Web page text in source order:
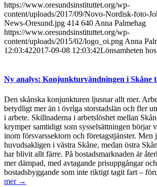
https://www.oresundsinstituttet.org/wp-
content/uploads/2017/09/Novo-Nordisk-foto-
News-Oresund.jpg 414 640 Anna Palmehag
https://www.oresundsinstituttet.org/wp-
content/uploads/2015/02/logo_oi.png Anna
12:03:422017-09-08 12:03:42Lönsamheten
Ny analys: Konjunkturvändningen i Skåne
Den skånska konjunkturen ljusnar allt mer.
betydligt mer än i övriga storstadslän och fler
i arbete. Skillnaderna i arbetslöshet mellan
krymper samtidigt som sysselsättningen börjar
inom försvarssektorn och företagstjänster.
huvudsakligen i västra Skåne, medan östra
har blivit allt färre. På bostadsmarknaden är
mer dämpad, med avtagande prisuppgångar
bostadsbyggande som inte riktigt tagit fart –
mer →